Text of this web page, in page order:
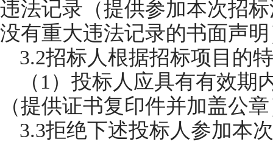
违法记录（提供参加本次招
没有重大违法记录的书面声
3.2招标人根据招标项目的
（1）投标人应具有有效
（提供证书复印件并加盖公
3.3拒绝下述投标人参加本